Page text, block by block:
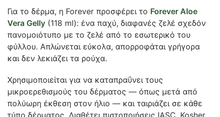
Για το δέρμα, η Forever προσφέρει το Forever Aloe
Vera Gelly (118 ml): ένα παχύ, διαφανές ζελέ σχεδόν
πανομοιότυπο με το ζελέ από το εσωτερικό του
φύλλου. Απλώνεται εύκολα, απορροφάται γρήγορα
και δεν λεκιάζει τα ρούχα.
Χρησιμοποιείται για να καταπραΰνει τους
μικροερεθισμούς του δέρματος — όπως μετά από
πολύωρη έκθεση στον ήλιο — και ταιριάζει σε κάθε
τύπο δέρματος. Διαθέτει πιστοποιήσεις IASC, Kosher